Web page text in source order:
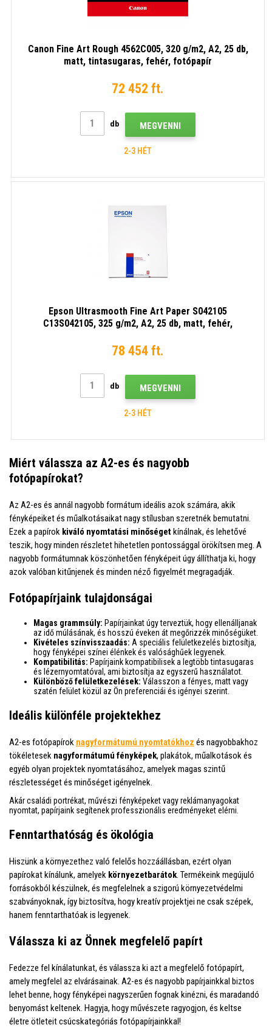
Canon Fine Art Rough 4562C005, 320 g/m2, A2, 25 db,
matt, tintasugaras, fehér, fotópapír
72 452 ft.
db MEGVENNI
2-3 HÉT
Epson Ultrasmooth Fine Art Paper S042105
C13S042105, 325 g/m2, A2, 25 db, matt, fehér,
78 454 ft.
db MEGVENNI
2-3 HÉT
Miért válassza az A2-es és nagyobb
fotópapírokat?
Az A2-es és annál nagyobb formátum ideális azok számára, akik
fényképeiket és műalkotásaikat nagy stílusban szeretnék bemutatni.
Ezek a papírok kiváló nyomtatási minőségetkínálnak, és lehetővé
teszik, hogy minden részletet hihetetlen pontossággal örökítsen meg. A
nagyobb formátumnak köszönhetően fényképeit úgy állíthatja ki, hogy
azok valóban kitűnjenek és minden néző figyelmét megragadják.
Fotópapírjaink tulajdonságai
Magas grammsúly: Papírjainkat úgy terveztük, hogy ellenálljanak
az idő múlásának, és hosszú éveken át megőrizzék minőségüket.
Kivételes színvisszaadás: A speciális felületkezelés biztosítja,
hogy fényképei színei élénkek és valósághűek legyenek.
Kompatibilitás: Papírjaink kompatibilisek a legtöbb tintasugaras
és lézernyomtatóval, ami biztosítja az egyszerű használatot.
Különböző felületkezelések: Válasszon a fényes, matt vagy
szatén felület közül az Ön preferenciái és igényei szerint.
Ideális különféle projektekhez
A2-es fotópapírok nagyformátumú nyomtatókhoz és nagyobbakhoz
tökéletesek nagyformátumú fényképek, plakátok, műalkotások és
egyéb olyan projektek nyomtatásához, amelyek magas szintű
részletességet és minőséget igényelnek.
Akár családi portrékat, művészi fényképeket vagy reklámanyagokat
nyomtat, papírjaink segítenek professzionális eredményeket elérni.
Fenntarthatóság és ökológia
Hiszünk a környezethez való felelős hozzáállásban, ezért olyan
papírokat kínálunk, amelyek környezetbarátok. Termékeink megújuló
forrásokból készülnek, és megfelelnek a szigorú környezetvédelmi
szabványoknak, így biztosítva, hogy kreatív projektjei ne csak szépek,
hanem fenntarthatóak is legyenek.
Válassza ki az Önnek megfelelő papírt
Fedezze fel kínálatunkat, és válassza ki azt a megfelelő fotópapírt,
amely megfelel az elvárásainak. A2-es és nagyobb papírjainkkal biztos
lehet benne, hogy fényképei nagyszerűen fognak kinézni, és maradandó
benyomást keltenek. Hagyja, hogy művészete ragyogjon, és keltse
életre ötleteit csúcskategóriás fotópapírjainkkal!